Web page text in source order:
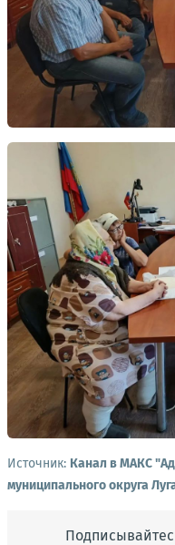
Источник: Канал в МАКС
муниципального округа